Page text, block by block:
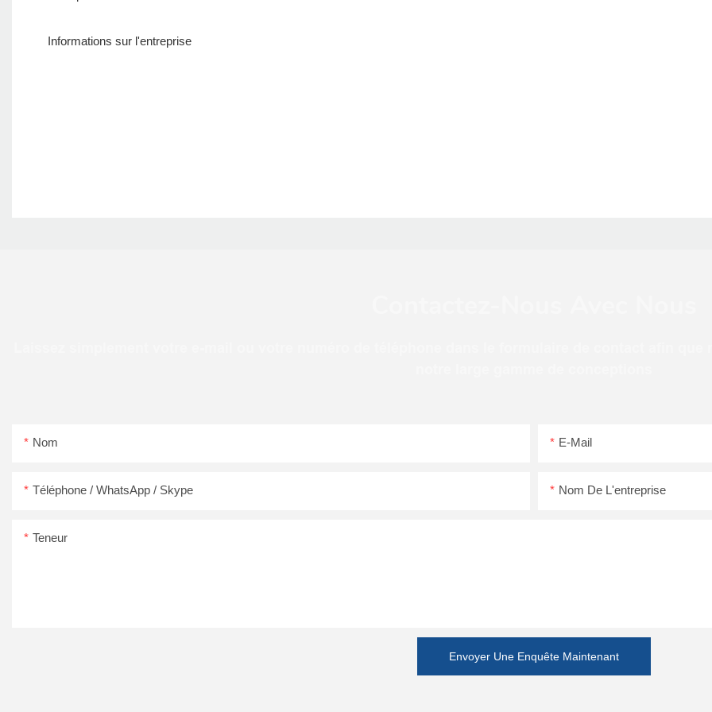
Informations sur l'entreprise
Nom E-Mail
Téléphone / WhatsApp / Skype Nom De L'entreprise
Teneur
Envoyer Une Enquête Maintenant